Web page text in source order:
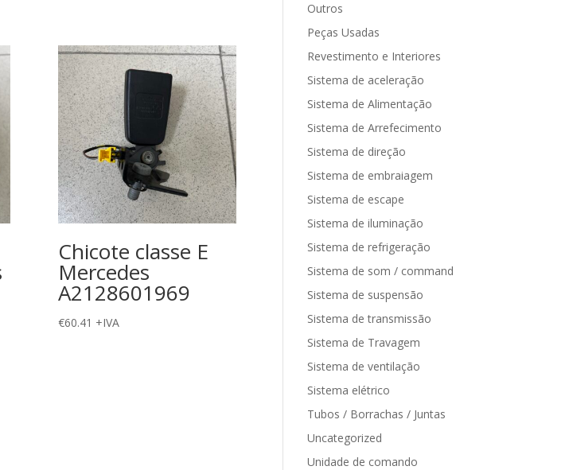
Chicote classe E
Mercedes
A2128601969
€60.41 +IVA
Outros
Peças Usadas
Revestimento e Interiores
Sistema de aceleração
Sistema de Alimentação
Sistema de Arrefecimento
Sistema de direção
Sistema de embraiagem
Sistema de escape
Sistema de iluminação
Sistema de refrigeração
Sistema de som / command
Sistema de suspensão
Sistema de transmissão
Sistema de Travagem
Sistema de ventilação
Sistema elétrico
Tubos / Borrachas / Juntas
Uncategorized
Unidade de comando